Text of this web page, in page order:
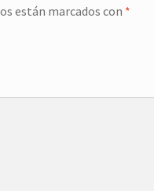
están marcados con *